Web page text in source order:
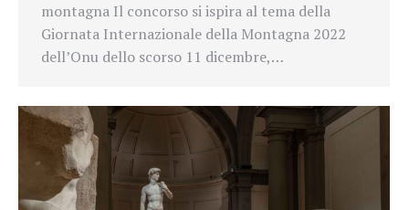
montagna Il concorso si ispira al tema della
Giornata Internazionale della Montagna 2022
dell’Onu dello scorso 11 dicembre,…